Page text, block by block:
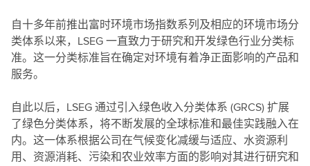
自十多年前推出富时环境市场指数系列及相应的环境市场分
类体系以来，LSEG 一直致力于研究和开发绿色行业分类标
准。这一分类标准旨在确定对环境有着净正面影响的产品和
服务。
自此以后，LSEG 通过引入绿色收入分类体系 (GRCS) 扩展
了绿色分类体系，将不断发展的全球标准和最佳实践融入在
内。这一体系根据公司在气候变化减缓与适应、水资源利
用、资源消耗、污染和农业效率方面的影响对其进行研究和